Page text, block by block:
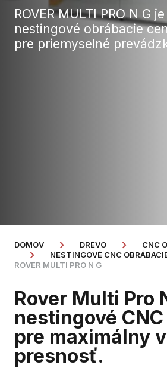
ROVER MULTI PRO N G
nestingové obrábacie
pre priemyselné
DOMOV DREVO
CNC
NESTINGOVÉ CNC
ROVER MULTI PRO N G
Rover Multi Pro
nestingové
pre maximálny
presnosť.